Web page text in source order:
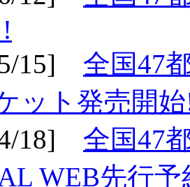
15] 全国47
ット発売開
18] 全国47
WEB先行